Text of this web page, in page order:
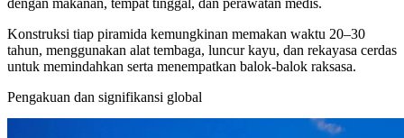
dengan makanan, tempat tinggal, dan perawatan medis.
Konstruksi tiap piramida kemungkinan memakan waktu 20–30
tahun, menggunakan alat tembaga, luncur kayu, dan rekayasa cerdas
untuk memindahkan serta menempatkan balok‑balok raksasa.
Pengakuan dan signifikansi global